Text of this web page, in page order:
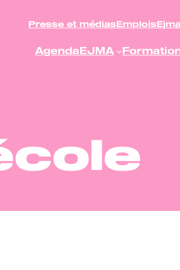
Presse et médiasEmplois
AgendaEJMA